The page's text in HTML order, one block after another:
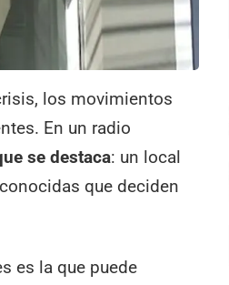
los movimientos
En un radio
se destaca: un local
que deciden
es la que puede